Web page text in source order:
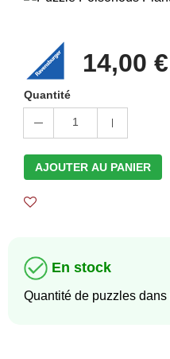
14,00 €
Quantité
1
AJOUTER AU PANIER
En stock
Quantité de puzzles dans